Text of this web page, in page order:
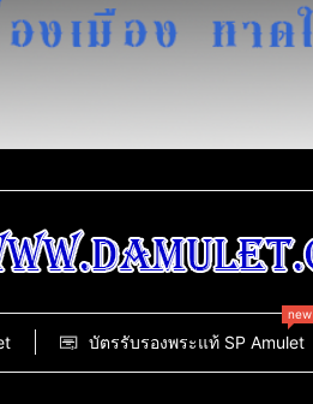
บัตรรับรองพระแท้ SP Amulet
new